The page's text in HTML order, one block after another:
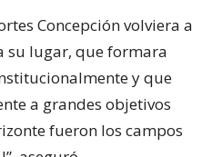
Concepción volviera a
su lugar, que formara
y que
a grandes objetivos
fueron los campos